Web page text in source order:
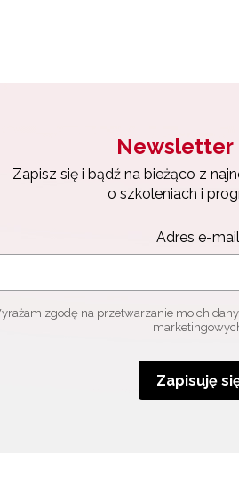
Newsletter
Zapisz się i bądź na bieżąco z
o szkoleniach i
Adres e-
zgodę na przetwarzanie moich
Zapisuję